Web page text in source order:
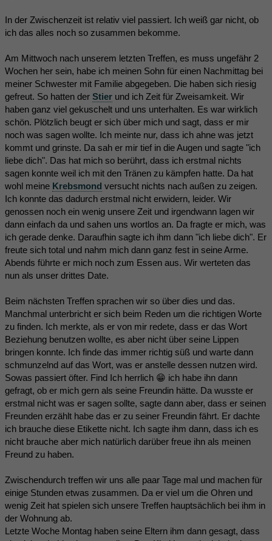
In der Zwischenzeit ist relativ viel passiert. Ich weiß gar nicht, ob
ich das alles noch so zusammen bekomme.
Am Mittwoch nach unserem letzten Treffen, es muss ungefähr 2
Wochen her sein, habe ich meinen Sohn für einen Nachmittag bei
meiner Schwester mit Familie abgegeben. Die haben sich riesig
gefreut. So hatten der Stier und ich Zeit für Zweisamkeit. Wir
haben ganz viel gekuschelt und uns unterhalten. Es war wirklich
schön. Plötzlich beugt er sich über mich und sagt, dass er mir
noch was sagen wollte. Ich meinte nur, dass ich ahne was jetzt
kommt und grinste. Da sah er mir tief in die Augen und sagte "ich
liebe dich". Das hat mich so berührt, dass ich erstmal nichts
sagen konnte weil ich mit den Tränen zu kämpfen hatte. Da hat
wohl meine Krebsmond versucht nichts nach außen zu zeigen.
Ich konnte das dadurch erstmal nicht erwidern, leider. Wir
genossen noch ein wenig unsere Zeit und irgendwann lagen wir
dann einfach da und sahen uns wortlos an. Da fragte er mich, was
ich gerade denke. Daraufhin sagte ich ihm dann "ich liebe dich". Er
freute sich total und nahm mich dann ganz fest in seine Arme.
Abends führte er mich noch zum Essen aus. Wir werteten das
nun als unser drittes Date.
Beim nächsten Treffen sprachen wir so über dies und das.
Manchmal unterbricht er sich beim Reden um die richtigen Worte
zu finden. Ich merkte, als er von mir redete, dass er das Wort
Beziehung benutzen wollte, es aber nicht über seine Lippen
bringen konnte. Ich finde das immer richtig süß und warte dann
schmunzelnd auf das Wort, was er anstelle dessen nutzen wird.
Sowas passiert öfter. Find Ich herrlich 😁 ich habe ihn dann
gefragt, ob er mich gern als seine Freundin hätte. Da wusste er
erstmal nicht was er sagen sollte, sagte dann aber, dass er seinen
Freunden erzählt habe das er zu seiner Freundin fährt. Er dachte
ich brauche diese Etikette nicht. Ich sagte ihm dann, dass ich es
nicht brauche aber mich natürlich darüber freue ihn als meinen
Freund zu haben.
Zwischendurch treffen wir uns alle paar Tage mal und machen für
einige Stunden etwas zusammen. Da er viel um die Ohren und
wenig Zeit hat spielen sich unsere Treffen hauptsächlich bei ihm in
der Wohnung ab.
Letzte Woche Montag haben seine Eltern ihm dann gesagt, dass